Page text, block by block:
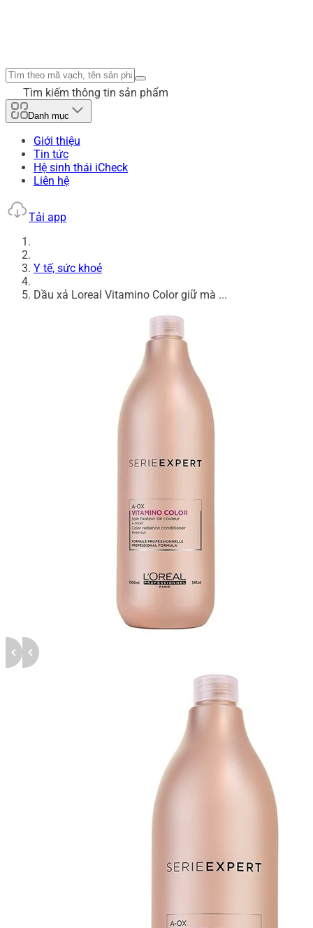
Tìm kiếm thông tin sản phẩm
Danh mục
Giới thiệu
Tin tức
Hệ sinh thái iCheck
Liên hệ
Tải app
Y tế, sức khoẻ
Dầu xả Loreal Vitamino Color giữ mà ...